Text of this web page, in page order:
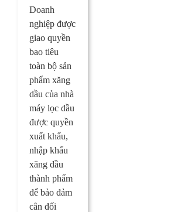
Doanh
nghiệp được
giao quyền
bao tiêu
toàn bộ sản
phẩm xăng
dầu của nhà
máy lọc dầu
được quyền
xuất khẩu,
nhập khẩu
xăng dầu
thành phẩm
để bảo đảm
cân đối